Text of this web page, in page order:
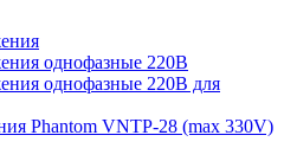
однофазные 220В
однофазные 220В для
Phantom VNTP-28 (max 330V)